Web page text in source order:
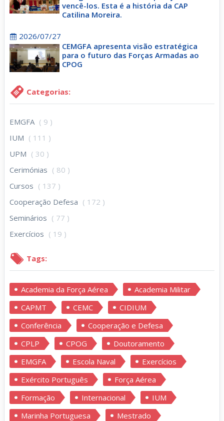
vencê-los. Esta é a história da CAP
Catilina Moreira.
2026/07/27
CEMGFA apresenta visão estratégica
para o futuro das Forças Armadas ao
CPOG
Categorias:
EMGFA ( 9 )
IUM ( 111 )
UPM ( 30 )
Cerimónias ( 80 )
Cursos ( 137 )
Cooperação Defesa ( 172 )
Seminários ( 77 )
Exercícios ( 19 )
Tags:
Academia da Força Aérea
Academia Militar
CAPMT
CEMC
CIDIUM
Conferência
Cooperação e Defesa
CPLP
CPOG
Doutoramento
EMGFA
Escola Naval
Exercícios
Exército Português
Força Aérea
Formação
Internacional
IUM
Marinha Portuguesa
Mestrado